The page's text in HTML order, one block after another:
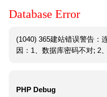
Database Error
(1040) 365建站错误警告：
因：1、数据库密码不对; 2
PHP Debug